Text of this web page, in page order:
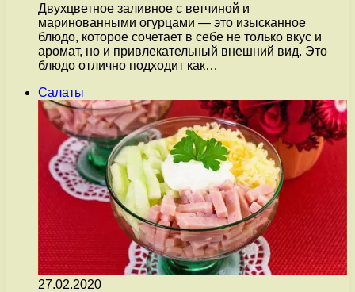
Двухцветное заливное с ветчиной и
маринованными огурцами — это изысканное
блюдо, которое сочетает в себе не только вкус и
аромат, но и привлекательный внешний вид. Это
блюдо отлично подходит как…
Салаты
27.02.2020